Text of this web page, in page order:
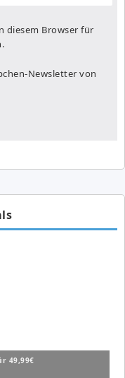
diesem Browser für
Newsletter von
49,99€